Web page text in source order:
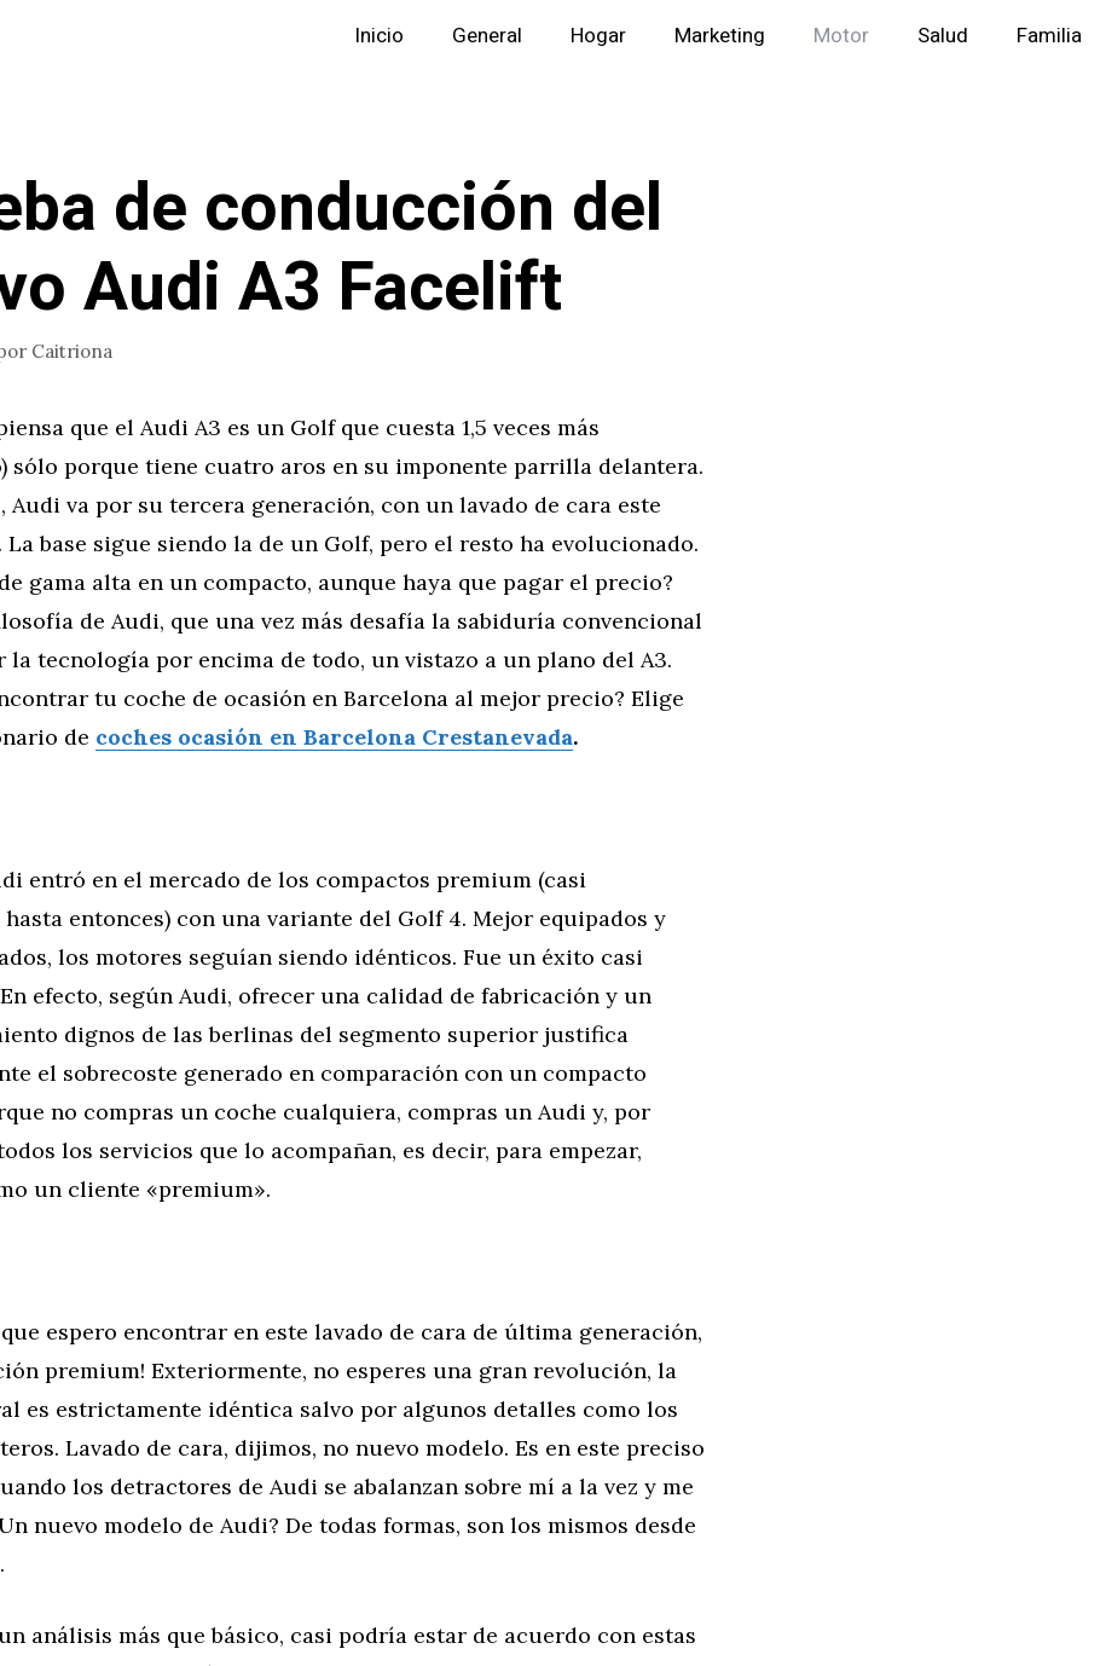
Inicio General Hogar Marketing Motor Salud Familia
de conducción del
Audi A3 Facelift
Caitriona
que el Audi A3 es un Golf que cuesta 1,5 veces más
sólo porque tiene cuatro aros en su imponente parrilla delantera.
Audi va por su tercera generación, con un lavado de cara este
La base sigue siendo la de un Golf, pero el resto ha evolucionado.
gama alta en un compacto, aunque haya que pagar el precio?
de Audi, que una vez más desafía la sabiduría convencional
la tecnología por encima de todo, un vistazo a un plano del A3.
tu coche de ocasión en Barcelona al mejor precio? Elige
de coches ocasión en Barcelona Crestanevada.
entró en el mercado de los compactos premium (casi
entonces) con una variante del Golf 4. Mejor equipados y
los motores seguían siendo idénticos. Fue un éxito casi
efecto, según Audi, ofrecer una calidad de fabricación y un
dignos de las berlinas del segmento superior justifica
el sobrecoste generado en comparación con un compacto
no compras un coche cualquiera, compras un Audi y, por
los servicios que lo acompañan, es decir, para empezar,
un cliente «premium».
espero encontrar en este lavado de cara de última generación,
premium! Exteriormente, no esperes una gran revolución, la
es estrictamente idéntica salvo por algunos detalles como los
Lavado de cara, dijimos, no nuevo modelo. Es en este preciso
los detractores de Audi se abalanzan sobre mí a la vez y me
nuevo modelo de Audi? De todas formas, son los mismos desde
análisis más que básico, casi podría estar de acuerdo con estas